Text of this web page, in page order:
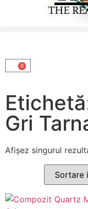
0
Gri
Afișez singurul